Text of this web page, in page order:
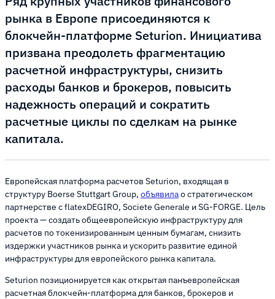
рынка в Европе присоединяются к
блокчейн-платформе Seturion. Инициатива
призвана преодолеть фрагментацию
расчетной инфраструктуры, снизить
расходы банков и брокеров, повысить
надежность операций и сократить
расчетные циклы по сделкам на рынке
капитала.
Европейская платформа расчетов Seturion, входящая в
структуру Boerse Stuttgart Group, объявилао стратегическом
партнерстве с flatexDEGIRO, Societe Generale и SG-FORGE. Цель
проекта — создать общеевропейскую инфраструктуру для
расчетов по токенизированным ценным бумагам, снизить
издержки участников рынка и ускорить развитие единой
инфраструктуры для европейского рынка капитала.
Seturion позиционируется как открытая панъевропейская
расчетная блокчейн-платформа для банков, брокеров и